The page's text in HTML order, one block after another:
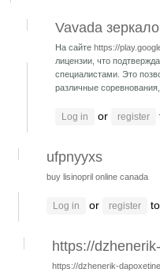
Vavada зеркало
На сайте https://
лицензии, что
специалистами. Это
различные
Log in or register
ufpnyyxs
buy lisinopril online canada
Log in or register
https://
https://dzhenerik-